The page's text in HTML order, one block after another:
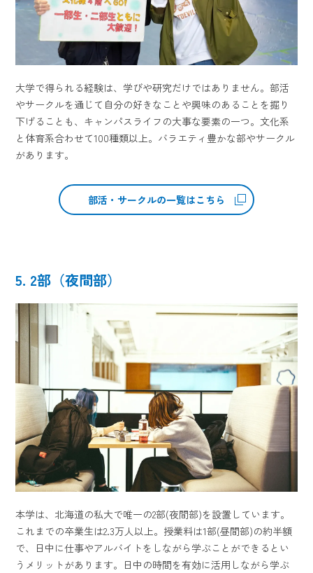
大学で得られる経験は、学びや研究だけではありません。部活
やサークルを通じて自分の好きなことや興味のあることを掘り
下げることも、キャンパスライフの大事な要素の一つ。文化系
と体育系合わせて100種類以上。バラエティ豊かな部やサークル
があります。
部活・サークルの一覧はこちら
5. 2部（夜間部）
本学は、北海道の私大で唯一の2部(夜間部)を設置しています。
これまでの卒業生は2.3万人以上。授業料は1部(昼間部)の約半額
で、日中に仕事やアルバイトをしながら学ぶことができるとい
うメリットがあります。日中の時間を有効に活用しながら学ぶ